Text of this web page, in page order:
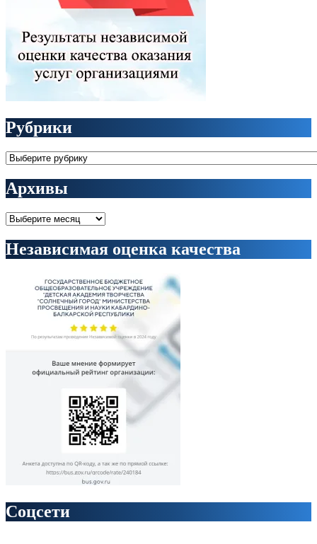
Рубрики
Рубрики
Архивы
Архивы
Независимая оценка качества
Соцсети